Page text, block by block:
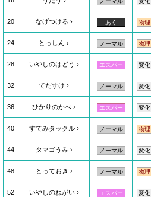
20 なげつける あく 物理
24 とっしん ノーマル 物理
28 いやしのはどう エスパー 変化
32 てだすけ ノーマル 変化
36 ひかりのかべ エスパー 変化
40 すてみタックル ノーマル 物理
44 タマゴうみ ノーマル 変化
48 とっておき ノーマル 物理
52 いやしのねがい エスパー 変化